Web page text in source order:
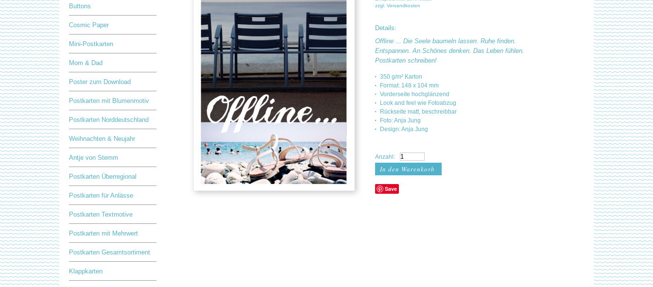
Buttons
Cosmic Paper
Mini-Postkarten
Mom & Dad
Poster zum Download
Postkarten mit Blumenmotiv
Postkarten Norddeutschland
Weihnachten & Neujahr
Antje von Stemm
Postkarten Überregional
Postkarten für Anlässe
Postkarten Textmotive
Postkarten mit Mehrwert
Postkarten Gesamtsortiment
Klappkarten
zzgl. Versandkosten
Details:
Offline ... Die Seele baumeln lassen. Ruhe finden.
Entspannen. An Schönes denken. Das Leben fühlen.
Postkarten schreiben!
350 g/m² Karton
Format: 148 x 104 mm
Vorderseite hochglänzend
Look and feel wie Fotoabzug
Rückseite matt, beschreibbar
Foto: Anja Jung
Design: Anja Jung
Anzahl:
Save